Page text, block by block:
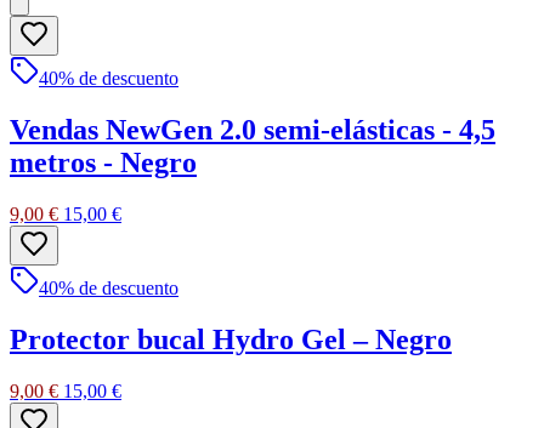
40% de descuento
Vendas NewGen 2.0 semi-elásticas - 4,5
metros - Negro
9,00 € 15,00 €
40% de descuento
Protector bucal Hydro Gel – Negro
9,00 € 15,00 €